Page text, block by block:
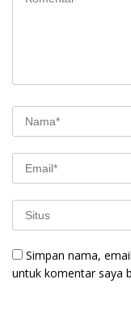
Simpan nama,
untuk komentar saya